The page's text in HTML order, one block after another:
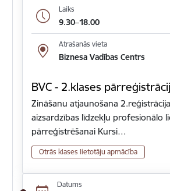
Laiks
9.30–18.00
Atrašanās vieta
Biznesa Vadības Centrs
BVC - 2.klases
Zināšanu atjaunošana
aizsardzības līdzekļu profesionālo
pārreģistrēšanai Kursi…
Otrās klases lietotāju apmācība
Datums